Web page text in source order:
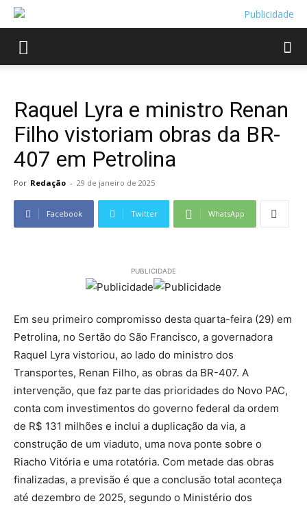
Raquel Lyra e ministro Renan
Filho vistoriam obras da BR-
407 em Petrolina
Por Redação - 29 de janeiro de 2025
Facebook Twitter WhatsApp
PUBLICIDADE
Em seu primeiro compromisso desta quarta-feira (29) em
Petrolina, no Sertão do São Francisco, a governadora
Raquel Lyra vistoriou, ao lado do ministro dos
Transportes, Renan Filho, as obras da BR-407. A
intervenção, que faz parte das prioridades do Novo PAC,
conta com investimentos do governo federal da ordem
de R$ 131 milhões e inclui a duplicação da via, a
construção de um viaduto, uma nova ponte sobre o
Riacho Vitória e uma rotatória. Com metade das obras
finalizadas, a previsão é que a conclusão total aconteça
até dezembro de 2025, segundo o Ministério dos